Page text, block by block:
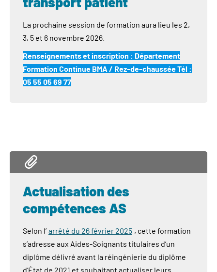
La prochaine session de formation aura lieu les 2,
3, 5 et 6 novembre 2026.
Renseignements et inscription : Département
Formation Continue BMA / Rez-de-chaussée Tél :
05 55 05 69 77
Actualisation des
compétences AS
Selon l’ arrêté du 26 février 2025 , cette formation
s’adresse aux Aides-Soignants titulaires d’un
diplôme délivré avant la réingénierie du diplôme
d’État de 2021 et souhaitant actualiser leurs